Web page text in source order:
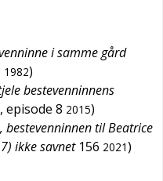
i samme gård
1982)
bestevenninnens
episode 8 2015)
bestevenninnen til Beatrice
ikke savnet 156 2021)